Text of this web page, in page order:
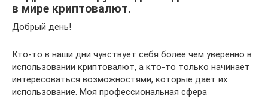
в мире криптовалют.
Добрый день!
Кто-то в наши дни чувствует себя более чем уверенно в
использовании криптовалют, а кто-то только начинает
интересоваться возможностями, которые дает их
использование. Моя профессиональная сфера